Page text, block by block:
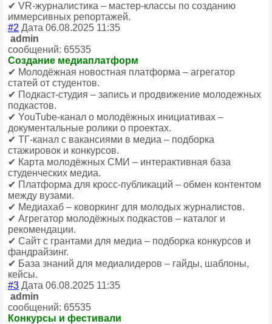
✔ VR-журналистика – мастер-классы по созданию
иммерсивных репортажей.
#2 Дата 06.08.2025 11:35
admin
сообщений: 65535
Создание медиаплатформ
✔ Молодёжная новостная платформа – агрегатор
статей от студентов.
✔ Подкаст-студия – запись и продвижение молодежных
подкастов.
✔ YouTube-канал о молодёжных инициативах –
документальные ролики о проектах.
✔ ТГ-канал с вакансиями в медиа – подборка
стажировок и конкурсов.
✔ Карта молодёжных СМИ – интерактивная база
студенческих медиа.
✔ Платформа для кросс-публикаций – обмен контентом
между вузами.
✔ Медиахаб – коворкинг для молодых журналистов.
✔ Агрегатор молодёжных подкастов – каталог и
рекомендации.
✔ Сайт с грантами для медиа – подборка конкурсов и
фандрайзинг.
✔ База знаний для медиалидеров – гайды, шаблоны,
кейсы.
#3 Дата 06.08.2025 11:35
admin
сообщений: 65535
Конкурсы и фестивали